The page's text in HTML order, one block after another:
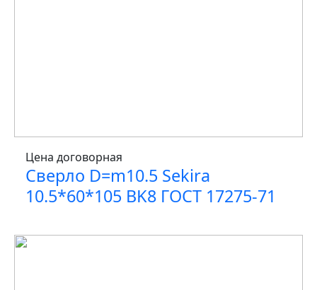
Цена договорная
Сверло D=m10.5 Sekira
10.5*60*105 BK8 ГОСТ 17275-71